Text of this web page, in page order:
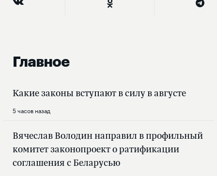
Главное
Какие законы вступают в силу в августе
5 часов назад
Вячеслав Володин направил в профильный
комитет законопроект о ратификации
соглашения с Беларусью